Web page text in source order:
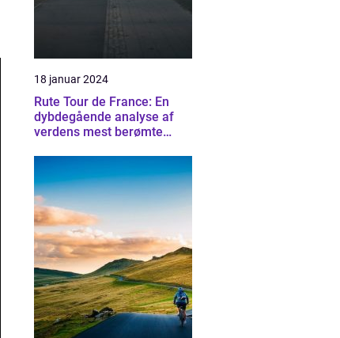
18 januar 2024
Rute Tour de France: En
dybdegående analyse af
verdens mest berømte